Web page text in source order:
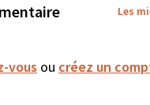
Les
vous ou créez un